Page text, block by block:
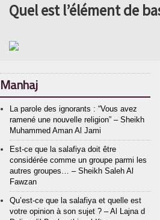
Quel est l’élément de
Manhaj
La parole des ignorants : “Vous avez
ramené une nouvelle religion” – Sheikh
Muhammed Aman Al Jami
Est-ce que la salafiya doit être
considérée comme un groupe parmi les
autres groupes… – Sheikh Saleh Al
Fawzan
Qu’est-ce que la salafiya et quelle est
votre opinion à son sujet ? – Al Lajna d